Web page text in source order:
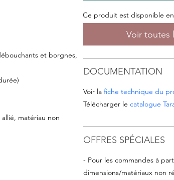
et borgnes,
matériau non
Ce produit est disponible
Voir toutes
DOCUMENTATION
Voir la fiche technique du
Télécharger le catalogue
OFFRES SPÉCIALES
- Pour les commandes à
dimensions/matériaux non